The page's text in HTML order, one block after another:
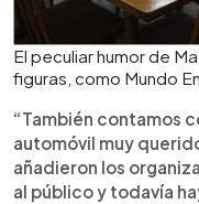
El peculiar humor de
figuras, como Mundo
“También contamos
automóvil muy
añadieron los
al público y todavía